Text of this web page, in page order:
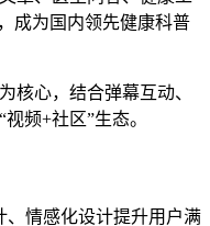
成为国内领先健康科普
核心，结合弹幕互动、
频+社区”生态。
、情感化设计提升用户满